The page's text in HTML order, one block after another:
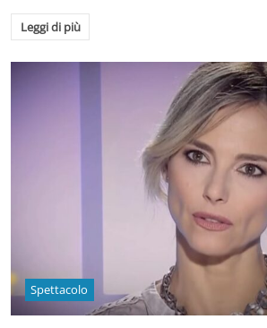
Leggi di più
Spettacolo